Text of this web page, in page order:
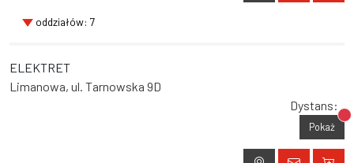
oddziałów: 7
ELEKTRET
Limanowa, ul. Tarnowska 9D
Dystans:
Pokaż